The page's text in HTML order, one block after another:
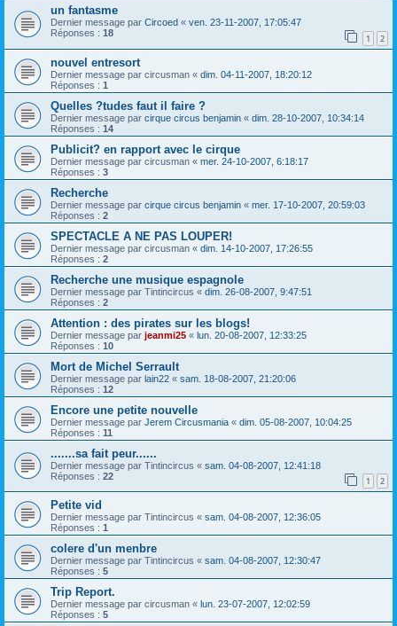
un fantasme
Dernier message par Circoed « ven. 23-11-2007, 17:05:47
Réponses : 18 1 2
nouvel entresort
Dernier message par circusman « dim. 04-11-2007, 18:20:12
Réponses : 1
Quelles ?tudes faut il faire ?
Dernier message par cirque circus benjamin « dim. 28-10-2007, 10:34:14
Réponses : 14
Publicit? en rapport avec le cirque
Dernier message par circusman « mer. 24-10-2007, 6:18:17
Réponses : 3
Recherche
Dernier message par cirque circus benjamin « mer. 17-10-2007, 20:59:03
Réponses : 2
SPECTACLE A NE PAS LOUPER!
Dernier message par circusman « dim. 14-10-2007, 17:26:55
Réponses : 2
Recherche une musique espagnole
Dernier message par Tintincircus « dim. 26-08-2007, 9:47:51
Réponses : 2
Attention : des pirates sur les blogs!
Dernier message par jeanmi25 « lun. 20-08-2007, 12:33:25
Réponses : 10
Mort de Michel Serrault
Dernier message par lain22 « sam. 18-08-2007, 21:20:06
Réponses : 12
Encore une petite nouvelle
Dernier message par Jerem Circusmania « dim. 05-08-2007, 10:04:25
Réponses : 11
.......sa fait peur......
Dernier message par Tintincircus « sam. 04-08-2007, 12:41:18
Réponses : 22 1 2
Petite vid
Dernier message par Tintincircus « sam. 04-08-2007, 12:36:05
Réponses : 1
colere d'un menbre
Dernier message par Tintincircus « sam. 04-08-2007, 12:30:47
Réponses : 5
Trip Report.
Dernier message par circusman « lun. 23-07-2007, 12:02:59
Réponses : 5